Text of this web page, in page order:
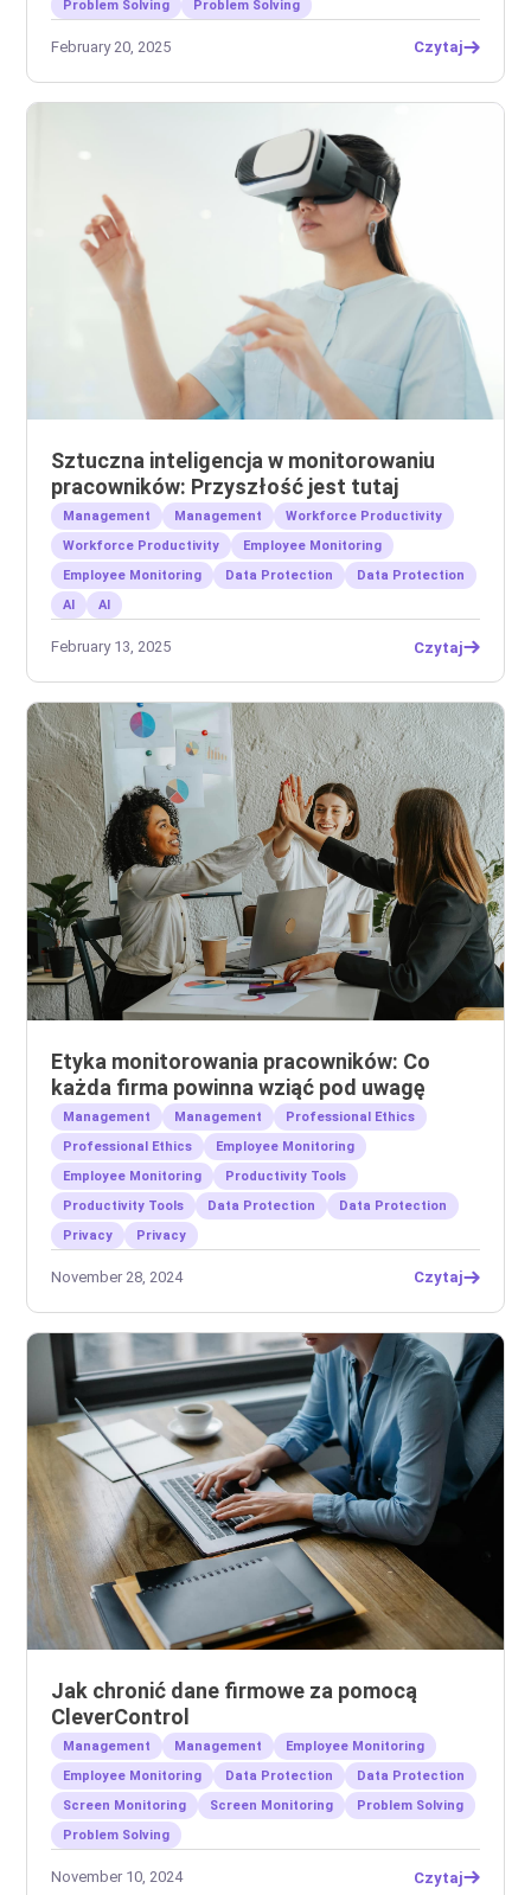
Problem Solving Problem Solving
February 20, 2025 Czytaj
Sztuczna inteligencja w monitorowaniu
pracowników: Przyszłość jest tutaj
Management Management
Workforce Productivity
Workforce Productivity
Employee Monitoring
Employee Monitoring
Data Protection
Data Protection
AI
AI
February 13, 2025 Czytaj
Etyka monitorowania pracowników: Co
każda firma powinna wziąć pod uwagę
Management Management
Professional Ethics
Professional Ethics
Employee Monitoring
Employee Monitoring
Productivity Tools
Productivity Tools
Data Protection
Data Protection
Privacy
Privacy
November 28, 2024 Czytaj
Jak chronić dane firmowe za pomocą
CleverControl
Management Management
Employee Monitoring
Employee Monitoring
Data Protection
Data Protection
Screen Monitoring
Screen Monitoring
Problem Solving
Problem Solving
November 10, 2024 Czytaj